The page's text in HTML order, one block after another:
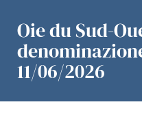
Oie du Sud-
11/06/2026